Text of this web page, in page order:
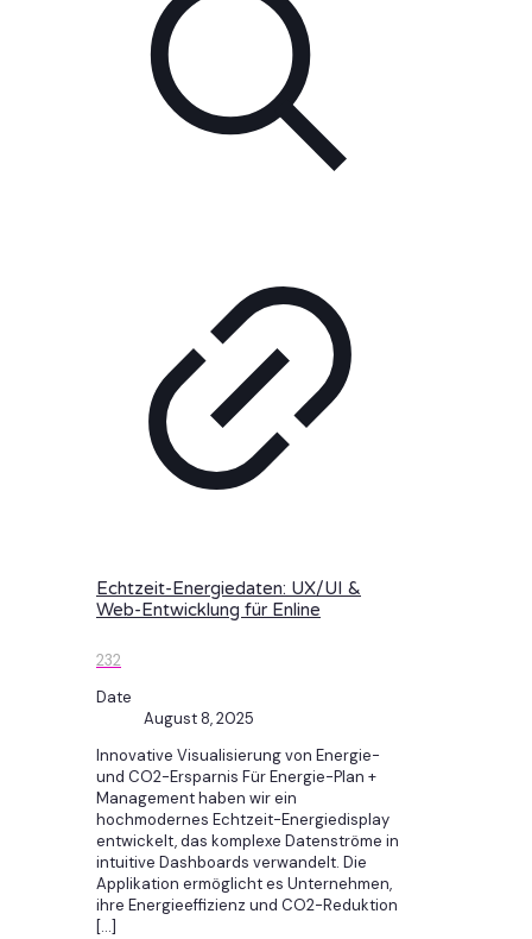
Echtzeit-Energiedaten: UX/UI &
Web-Entwicklung für Enline
232
Date
August 8, 2025
Innovative Visualisierung von Energie-
und CO2-Ersparnis Für Energie-Plan +
Management haben wir ein
hochmodernes Echtzeit-Energiedisplay
entwickelt, das komplexe Datenströme in
intuitive Dashboards verwandelt. Die
Applikation ermöglicht es Unternehmen,
ihre Energieeffizienz und CO2-Reduktion
[…]